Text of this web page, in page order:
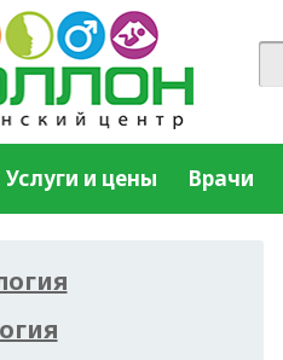
Услуги и цены Врачи